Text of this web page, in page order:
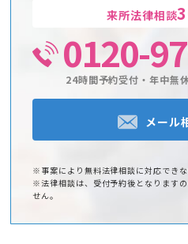
来所法律相談
0120-
24時間予約受付・年中無
メール
※事案により無料法律相談に対応できな
※法律相談は、受付予約後となります
せん。